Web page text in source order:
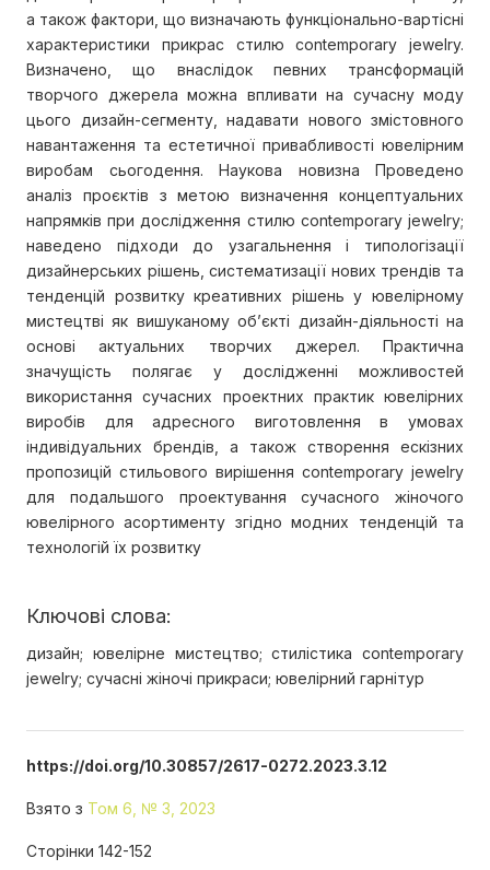
а також фактори, що визначають функціонально-вартісні
характеристики прикрас стилю contemporary jewelry.
Визначено, що внаслідок певних трансформацій
творчого джерела можна впливати на сучасну моду
цього дизайн-сегменту, надавати нового змістовного
навантаження та естетичної привабливості ювелірним
виробам сьогодення. Наукова новизна Проведено
аналіз проєктів з метою визначення концептуальних
напрямків при дослідження стилю сontemporary jewelry;
наведено підходи до узагальнення і типологізації
дизайнерських рішень, систематизації нових трендів та
тенденцій розвитку креативних рішень у ювелірному
мистецтві як вишуканому об’єкті дизайн-діяльності на
основі актуальних творчих джерел. Практична
значущість полягає у дослідженні можливостей
використання сучасних проектних практик ювелірних
виробів для адресного виготовлення в умовах
індивідуальних брендів, а також створення ескізних
пропозицій стильового вирішення сontemporary jewelry
для подальшого проектування сучасного жіночого
ювелірного асортименту згідно модних тенденцій та
технологій їх розвитку
Ключові слова:
дизайн; ювелірне мистецтво; стилістика contemporary
jewelry; сучасні жіночі прикраси; ювелірний гарнітур
https://doi.org/10.30857/2617-0272.2023.3.12
Взято з Том 6, № 3, 2023
Сторінки 142-152